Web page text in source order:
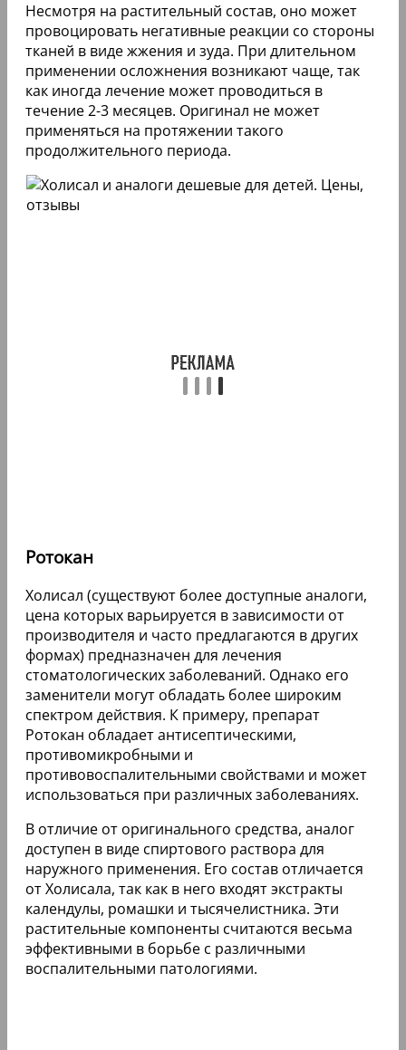
Несмотря на растительный состав, оно может
провоцировать негативные реакции со стороны
тканей в виде жжения и зуда. При длительном
применении осложнения возникают чаще, так
как иногда лечение может проводиться в
течение 2-3 месяцев. Оригинал не может
применяться на протяжении такого
продолжительного периода.
Ротокан
Холисал (существуют более доступные аналоги,
цена которых варьируется в зависимости от
производителя и часто предлагаются в других
формах) предназначен для лечения
стоматологических заболеваний. Однако его
заменители могут обладать более широким
спектром действия. К примеру, препарат
Ротокан обладает антисептическими,
противомикробными и
противовоспалительными свойствами и может
использоваться при различных заболеваниях.
В отличие от оригинального средства, аналог
доступен в виде спиртового раствора для
наружного применения. Его состав отличается
от Холисала, так как в него входят экстракты
календулы, ромашки и тысячелистника. Эти
растительные компоненты считаются весьма
эффективными в борьбе с различными
воспалительными патологиями.